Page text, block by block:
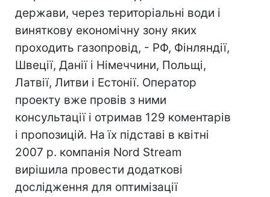
держави, через територіальні води і
виняткову економічну зону яких
проходить газопровід, - РФ, Фінляндії,
Швеції, Данії і Німеччини, Польщі,
Латвії, Литви і Естонії. Оператор
проекту вже провів з ними
консультації і отримав 129 коментарів
і пропозицій. На їх підставі в квітні
2007 р. компанія Nord Stream
вирішила провести додаткові
дослідження для оптимізації